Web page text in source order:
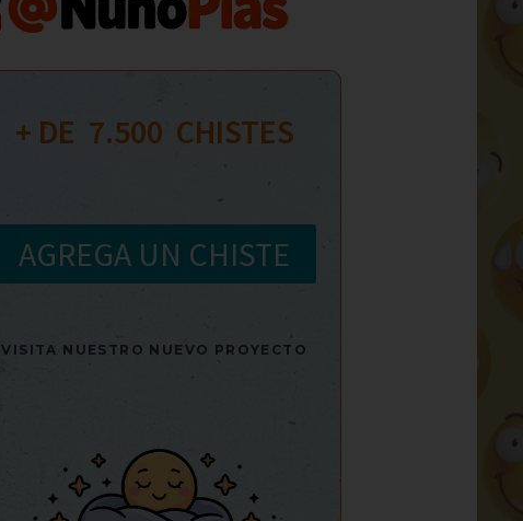
+ DE 7.500
  CHISTES
AGREGA UN CHISTE
VISITA NUESTRO NUEVO PROYECTO